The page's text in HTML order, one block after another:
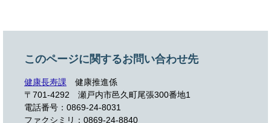
このページに関するお問い合わせ先
健康長寿課
健康推進係
〒701-4292 瀬戸内市邑久町尾張300番地1
電話番号：0869-24-8031
ファクシミリ：0869-24-8840